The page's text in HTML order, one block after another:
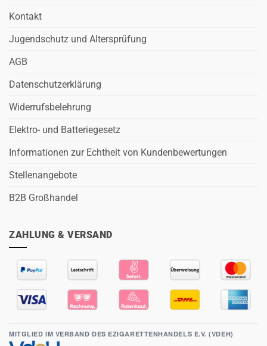
Kontakt
Jugendschutz und Altersprüfung
AGB
Datenschutzerklärung
Widerrufsbelehrung
Elektro- und Batteriegesetz
Informationen zur Echtheit von Kundenbewertungen
Stellenangebote
B2B Großhandel
ZAHLUNG & VERSAND
MITGLIED IM VERBAND DES EZIGARETTENHANDELS E.V. (VDEH)